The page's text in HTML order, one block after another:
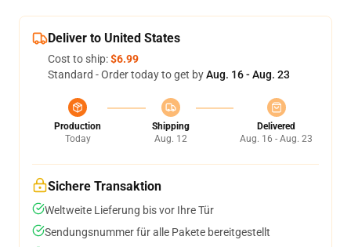
Deliver to United States
Cost to ship:$6.99
Standard - Order today to get byAug. 16 - Aug. 23
Production
Today
Shipping
Aug. 12
Delivered
Aug. 16 - Aug. 23
Sichere Transaktion
Weltweite Lieferung bis vor Ihre Tür
Sendungsnummer für alle Pakete bereitgestellt